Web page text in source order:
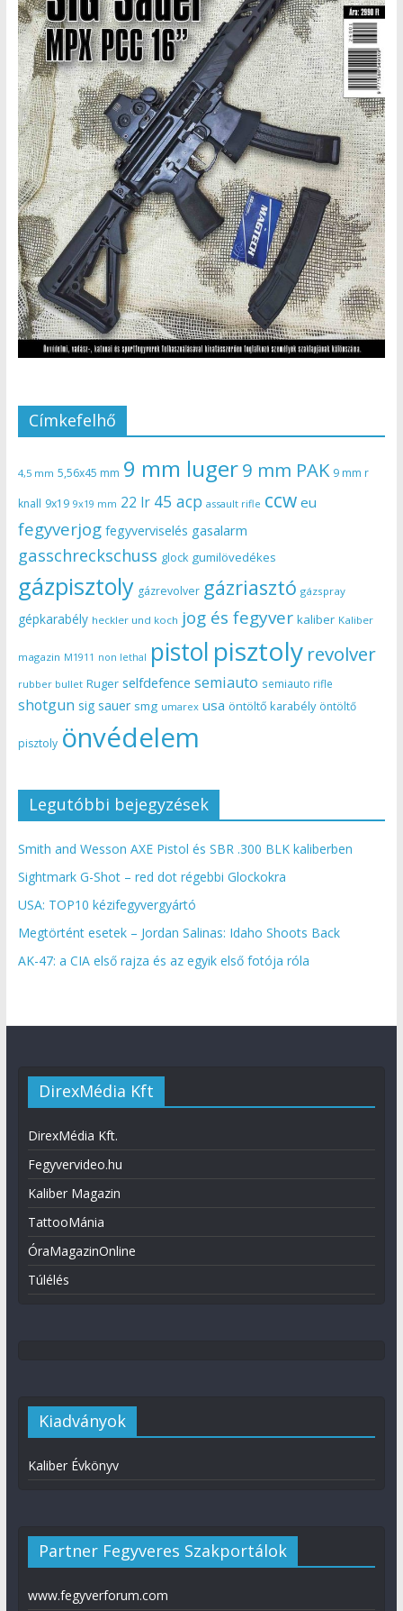
Címkefelhő
4,5 mm 5,56x45 mm 9 mm luger9 mm PAK 9 mm r
knall 9x19 9x19 mm 22 lr 45 acp assault rifle ccw eu
fegyverjog fegyverviselés gasalarm
gasschreckschuss glock gumilövedékes
gázpisztoly gázrevolver gázriasztó gázspray
gépkarabély heckler und koch jog és fegyver kaliber Kaliber
magazin M1911 non lethal pistol pisztoly revolver
rubber bullet Ruger selfdefence semiauto semiauto rifle
shotgun sig sauer smg umarex usa öntöltő karabély öntöltő
pisztoly önvédelem
Legutóbbi bejegyzések
Smith and Wesson AXE Pistol és SBR .300 BLK kaliberben
Sightmark G-Shot – red dot régebbi Glockokra
USA: TOP10 kézifegyvergyártó
Megtörtént esetek – Jordan Salinas: Idaho Shoots Back
AK-47: a CIA első rajza és az egyik első fotója róla
DirexMédia Kft
DirexMédia Kft.
Fegyvervideo.hu
Kaliber Magazin
TattooMánia
ÓraMagazinOnline
Túlélés
Kiadványok
Kaliber Évkönyv
Partner Fegyveres Szakportálok
www.fegyverforum.com